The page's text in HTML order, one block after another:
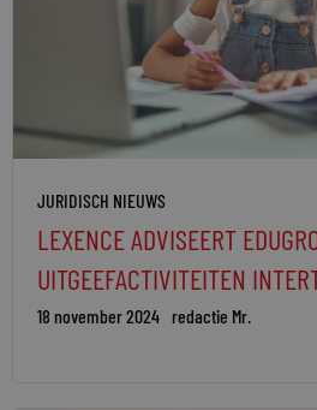
JURIDISCH NIEUWS
LEXENCE ADVISEERT
UITGEEFACTIVITEITEN
18 november 2024 redactie Mr.